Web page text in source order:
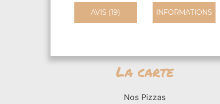
AVIS (19) INFORMATIONS
La carte
Nos Pizzas